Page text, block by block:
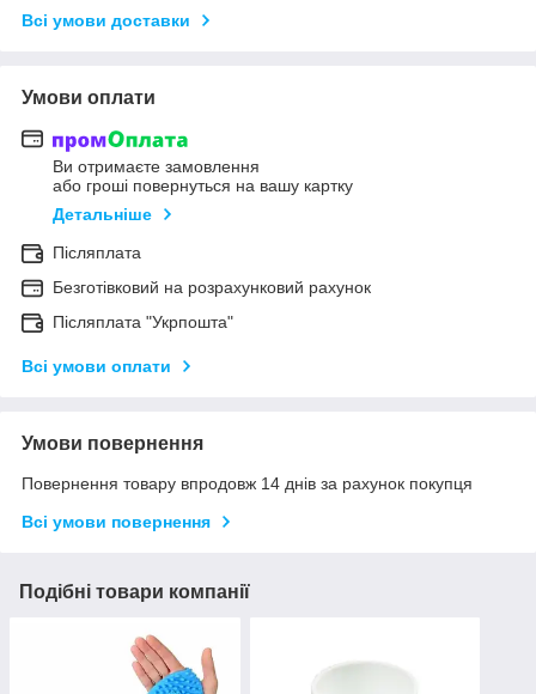
Всі умови доставки
Умови оплати
Ви отримаєте замовлення
або гроші повернуться на вашу картку
Детальніше
Післяплата
Безготівковий на розрахунковий рахунок
Післяплата "Укрпошта"
Всі умови оплати
Умови повернення
Повернення товару впродовж 14 днів за рахунок покупця
Всі умови повернення
Подібні товари компанії